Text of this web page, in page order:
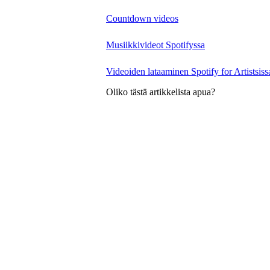
Countdown videos
Musiikkivideot Spotifyssa
Videoiden lataaminen Spotify for
Oliko tästä artikkelista apua?